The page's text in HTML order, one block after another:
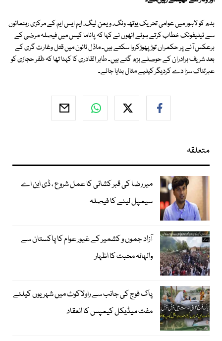
بدھ کو لاہور میں عوامی تحریک یوتھ ونگ، ویمن لیگ، ایم ایس ایم کے مرکزی رہنمائوں
سے ٹیلیفونک خطاب کرتے ہوئے انھوں نے کہا کہ پاناما کیس میں فیصلہ مرضی کے
برعکس آنے پر حکمراں توڑ پھوڑکروا سکتے ہیں۔ ماڈل ٹائون میں قتل وغارت گری کے
بعد شریف برادران کے حوصلے بڑھ گئے ہیں۔ طاہر القادری کا کہنا تھا کہ ظفر حجازی کو
عبرتناک سزا دے کردیگر کیلیے مثال بنایا جائے۔
متعلقہ
میر رضا کی قبر کشائی کا عمل شروع ، ڈی این اے
سیمپل لینے کا فیصلہ
آزاد جموں و کشمیر کے غیور عوام کا پاکستان سے
والہانہ محبت کا اظہار
پاک فوج کی جانب سے راولاکوٹ میں شہریوں کیلئے
مفت میڈیکل کیمپس کا انعقاد